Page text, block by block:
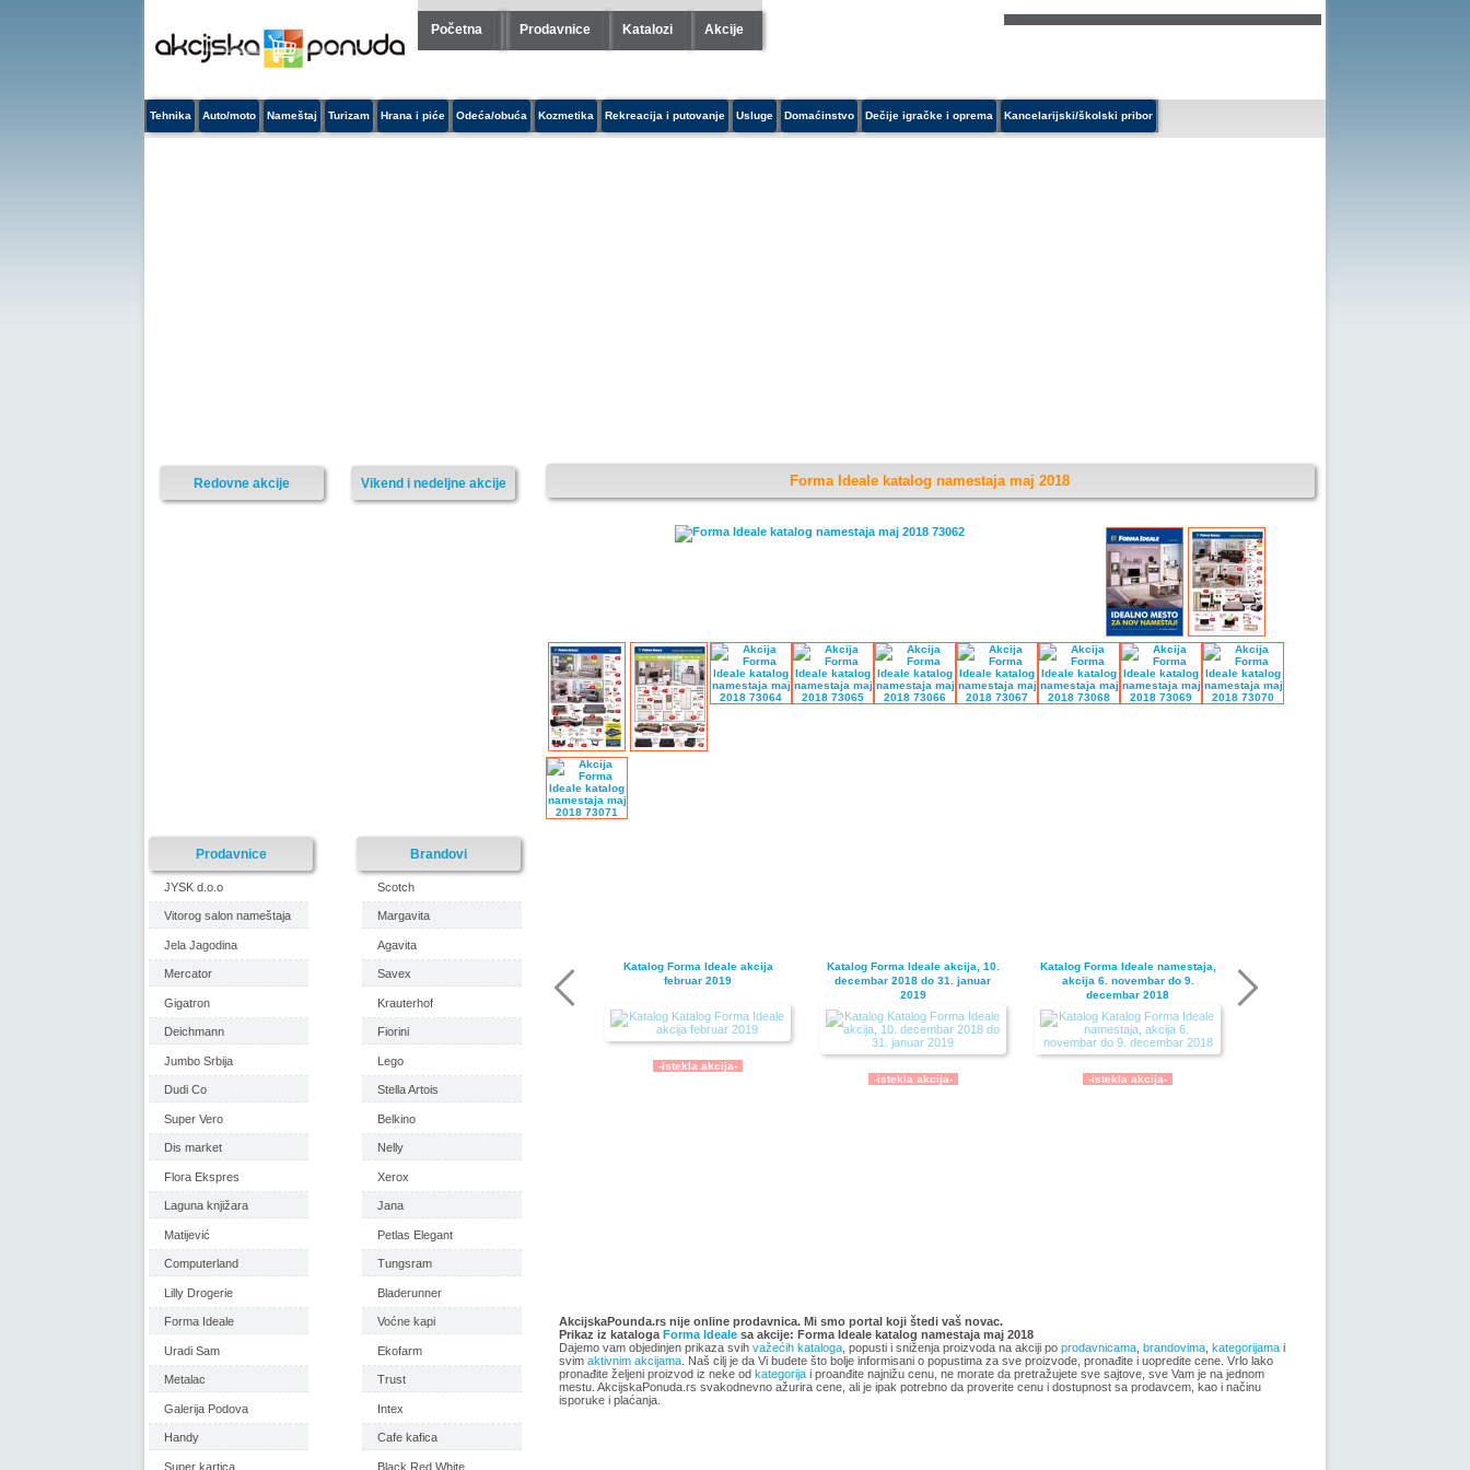
Početna Prodavnice Katalozi Akcije
Tehnika Auto/moto Nameštaj Turizam Hrana i piće Odeća/obuća Kozmetika Rekreacija i putovanje Usluge Domaćinstvo Dečije igračke i oprema Kancelarijski/školski pribor
Forma Ideale katalog namestaja maj 2018
Katalog Forma Ideale akcija
februar 2019
-istekla akcija-
Katalog Forma Ideale akcija, 10.
decembar 2018 do 31. januar
2019
-istekla akcija-
Katalog Forma Ideale namestaja,
akcija 6. novembar do 9.
decembar 2018
-istekla akcija-
oktobar 2018
-istekla akcija-
avgust 2018
AkcijskaPounda.rs nije online prodavnica. Mi smo portal koji štedi vaš novac.
Prikaz iz kataloga Forma Ideale sa akcije: Forma Ideale katalog namestaja maj 2018
Dajemo vam objedinjen prikaza svih važećih kataloga , popusti i sniženja proizvoda na akciji po prodavnicama brandovima kategorijama i
svim aktivnim akcijama . Naš cilj je da Vi budete što bolje informisani o popustima za sve proizvode, pronađite i uopredite cene. Vrlo lako
pronađite željeni proizvod iz neke od kategorija i proanđite najnižu cenu, ne morate da pretražujete sve sajtove, sve Vam je na jednom
mestu. AkcijskaPonuda.rs svakodnevno ažurira cene, ali je ipak potrebno da proverite cenu i dostupnost sa prodavcem, kao i načinu
isporuke i plaćanja.
Vikend i nedeljne akcije
Redovne akcije
Prodavnice
JYSK d.o.o
Vitorog salon nameštaja
Jela Jagodina
Mercator
Gigatron
Deichmann
Jumbo Srbija
Dudi Co
Super Vero
Dis market
Flora Ekspres
Laguna knjižara
Matijević
Computerland
Lilly Drogerie
Forma Ideale
Uradi Sam
Metalac
Galerija Podova
Handy
Super kartica
Brandovi
Scotch
Margavita
Agavita
Savex
Krauterhof
Fiorini
Lego
Stella Artois
Belkino
Nelly
Xerox
Jana
Petlas Elegant
Tungsram
Bladerunner
Voćne kapi
Ekofarm
Trust
Intex
Cafe kafica
Black Red White